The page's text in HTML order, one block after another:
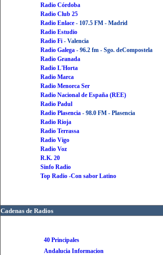
Radio Córdoba
Radio Club 25
Radio Enlace - 107.5 FM - Madrid
Radio Estudio
Radio Fi - Valencia
Radio Galega - 96.2 fm - Sgo. deCompostela
Radio Granada
Radio L'Horta
Radio Marca
Radio Menorca Ser
Radio Nacional de España (REE)
Radio Padul
Radio Plasencia - 98.0 FM - Plasencia
Radio Rioja
Radio Terrassa
Radio Vigo
Radio Voz
R.K. 20
Sinfo Radio
Top Radio -Con sabor Latino
Cadenas de Radios
40 Principales
Andalucia Informacion